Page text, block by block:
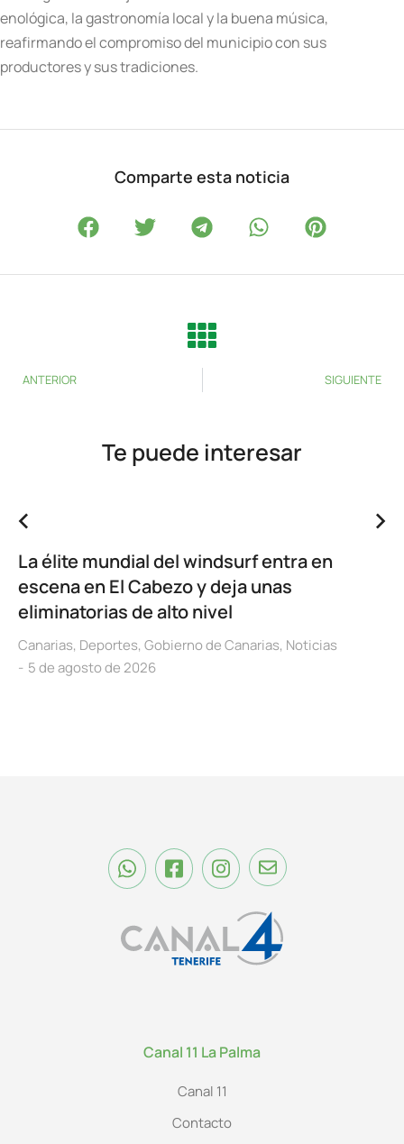
enológica, la gastronomía local y la buena música,
reafirmando el compromiso del municipio con sus
productores y sus tradiciones.
Comparte esta noticia
ANTERIOR SIGUIENTE
Te puede interesar
La élite mundial del windsurf entra en
escena en El Cabezo y deja unas
eliminatorias de alto nivel
Canarias, Deportes, Gobierno de Canarias, Noticias
5 de agosto de 2026
Canal 11 La Palma
Canal 11
Contacto